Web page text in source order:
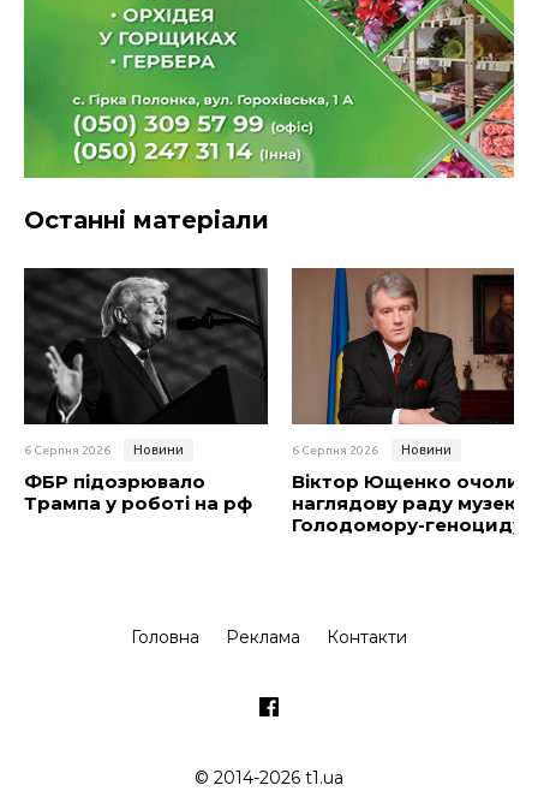
Останні матеріали
6 Серпня 2026 Новини
ФБР підозрювало
Трампа у роботі на рф
6 Серпня 2026 Новини
Віктор Ющенко очолив
наглядову раду музею
Голодомору-геноциду
Головна Реклама Контакти
© 2014-2026 t1.ua